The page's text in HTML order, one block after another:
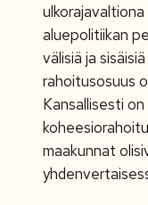
aluepolitiikan
välisiä ja
rahoitusosuus
Kansallisesti
maakunnat